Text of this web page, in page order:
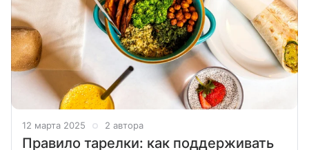
12 марта 2025 2 автора
Правило тарелки: как поддерживать